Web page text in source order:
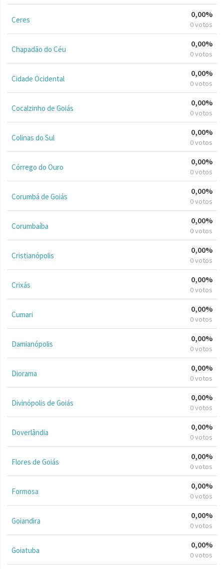
Ceres
0,00%
0 votos
Chapadão do Céu
0,00%
0 votos
Cidade Ocidental
0,00%
0 votos
Cocalzinho de Goiás
0,00%
0 votos
Colinas do Sul
0,00%
0 votos
Córrego do Ouro
0,00%
0 votos
Corumbá de Goiás
0,00%
0 votos
Corumbaíba
0,00%
0 votos
Cristianópolis
0,00%
0 votos
Crixás
0,00%
0 votos
Cumari
0,00%
0 votos
Damianópolis
0,00%
0 votos
Diorama
0,00%
0 votos
Divinópolis de Goiás
0,00%
0 votos
Doverlândia
0,00%
0 votos
Flores de Goiás
0,00%
0 votos
Formosa
0,00%
0 votos
Goiandira
0,00%
0 votos
Goiatuba
0,00%
0 votos